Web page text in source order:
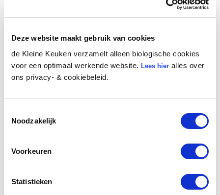
Deze website maakt gebruik van cookies
de Kleine Keuken verzamelt alleen biologische cookies
voor een optimaal werkende website. Lees hier alles over
ons privacy- & cookiebeleid.
Noodzakelijk
Voorkeuren
Statistieken
Biologische Vollkornriegel gefüllt
mit Erdbeer und Apfel